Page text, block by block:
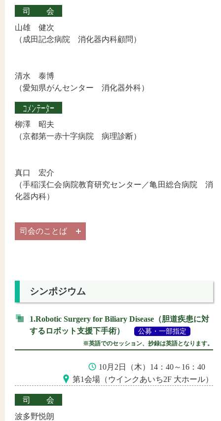
司会
山雄 健次
（成田記念病院 消化器内科顧問）
清水 泰博
（愛知県がんセンター 消化器外科）
コメンテーター
柳澤 昭夫
（京都第一赤十字病院 病理診断）
真口 宏介
（手稲渓仁会病院教育研究センター／亀田総合病院 消
化器内科）
司会のことば
シンポジウム
1.Robotic Surgery for Biliary Disease（胆道疾患に対
するロボット支援下手術）
公募・一部指定
※英語でのセッション、抄録は英語となります。
10月2日（木）14：40～16：40
第1会場（ウインクあいち2F 大ホール）
司会
波多野悦朗